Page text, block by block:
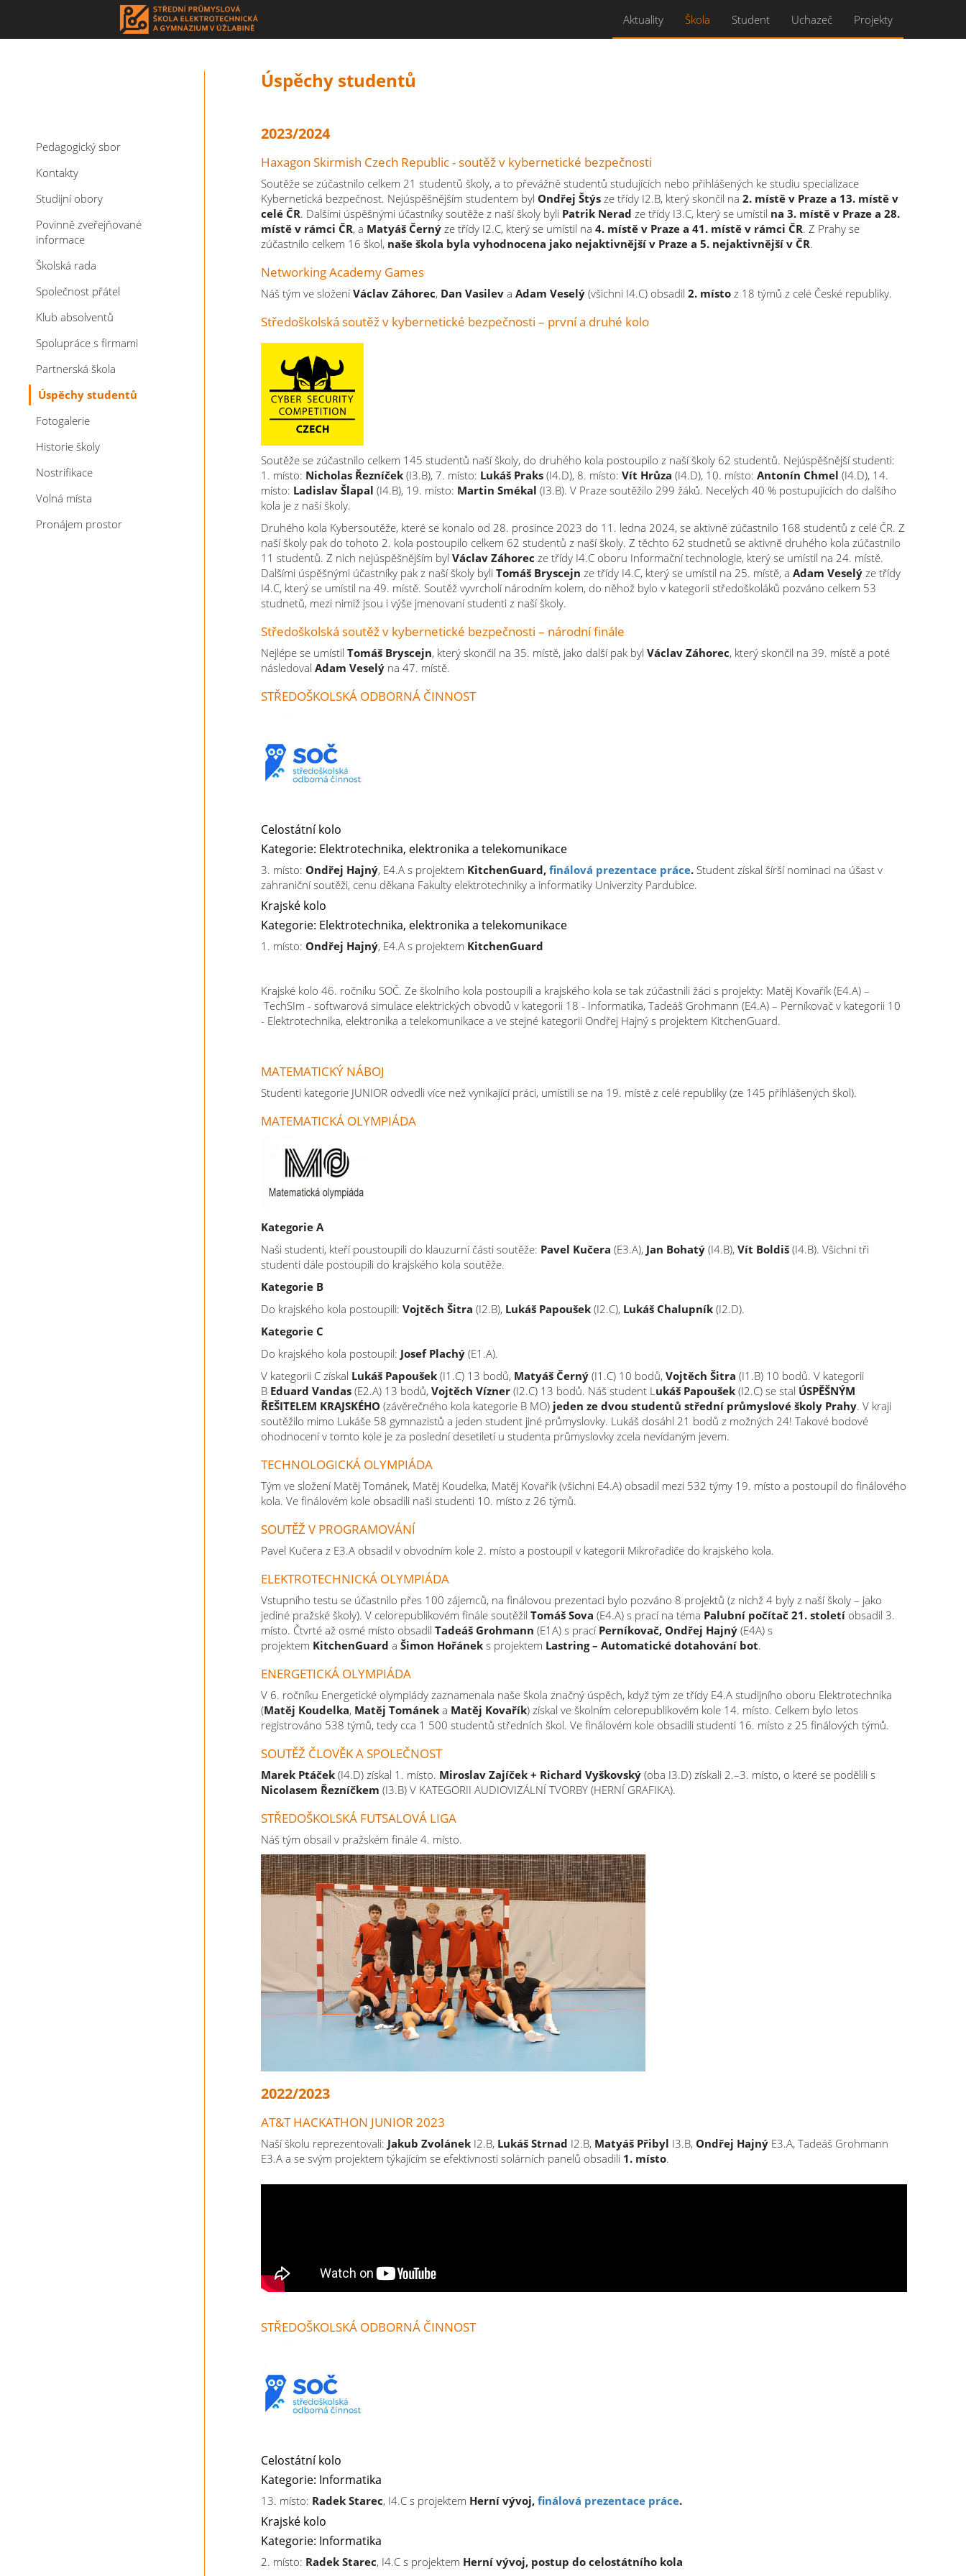
Aktuality Škola Student Uchazeč Projekty
Pedagogický sbor
Kontakty
Studijní obory
Povinně zveřejňované
informace
Školská rada
Společnost přátel
Klub absolventů
Spolupráce s firmami
Partnerská škola
Úspěchy studentů
Fotogalerie
Historie školy
Nostrifikace
Volná místa
Pronájem prostor
Úspěchy studentů
2023/2024
Haxagon Skirmish Czech Republic - soutěž v kybernetické bezpečnosti
Soutěže se zúčastnilo celkem 21 studentů školy, a to převážně studentů studujících nebo přihlášených ke studiu specializace
Kybernetická bezpečnost. Nejúspěšnějším studentem bylOndřej Štýs ze třídy I2.B, který skončil na2. místě v Praze a 13. místě v
celé ČR. Dalšími úspěšnými účastníky soutěže z naší školy byli Patrik Nerad ze třídy I3.C, který se umístil na 3. místě v Praze a 28.
místě v rámci ČR, a Matyáš Černý ze třídy I2.C, který se umístil na4. místě v Praze a 41. místě v rámci ČR. Z Prahy se
zúčastnilo celkem 16 škol, naše škola byla vyhodnocena jako nejaktivnější v Praze a 5. nejaktivnější v ČR.
Networking Academy Games
Náš tým ve složeníVáclav Záhorec, Dan Vasilev aAdam Veselý (všichni I4.C) obsadil2. místo z 18 týmů z celé České republiky.
Středoškolská soutěž v kybernetické bezpečnosti – první a druhé kolo
Soutěže se zúčastnilo celkem 145 studentů naší školy, do druhého kola postoupilo z naší školy 62 studentů. Nejúspěšnější studenti:
1. místo: Nicholas Řezníček (I3.B), 7. místo: Lukáš Praks (I4.D), 8. místo:Vít Hrůza (I4.D), 10. místo:Antonín Chmel (I4.D), 14.
místo: Ladislav Šlapal (I4.B), 19. místo: Martin Smékal (I3.B). V Praze soutěžilo 299 žáků. Necelých 40 % postupujících do dalšího
kola je z naší školy.​
Druhého kola Kybersoutěže, které se konalo od 28. prosince 2023 do 11. ledna 2024, se aktivně zúčastnilo 168 studentů z celé ČR. Z
naší školy pak do tohoto 2. kola postoupilo celkem 62 studentů z naší školy. Z těchto 62 studnetů se aktivně druhého kola zúčastnilo
11 studentů. Z nich nejúspěšnějším bylVáclav Záhorec ze třídy I4.C oboru Informační technologie, který se umístil na 24. místě.
Dalšími úspěšnými účastníky pak z naší školy byliTomáš Bryscejn ze třídy I4.C, který se umístil na 25. místě, aAdam Veselý ze třídy
I4.C, který se umístil na 49. místě. Soutěž vyvrcholí národním kolem, do něhož bylo v kategorii středoškoláků pozváno celkem 53
studnetů, mezi nimiž jsou i výše jmenovaní studenti z naší školy.
Středoškolská soutěž v kybernetické bezpečnosti – národní finále
Nejlépe se umístilTomáš Bryscejn, který skončil na 35. místě, jako další pak bylVáclav Záhorec, který skončil na 39. místě a poté
následovalAdam Veselý na 47. místě.
STŘEDOŠKOLSKÁ ODBORNÁ ČINNOST
Celostátní kolo
Kategorie: Elektrotechnika, elektronika a telekomunikace
3. místo:Ondřej Hajný, E4.A s projektem KitchenGuard,finálová prezentace práce. Student získal šírší nominaci na úšast v
zahraniční soutěži, cenu děkana Fakulty elektrotechniky a informatiky Univerzity Pardubice.
Krajské kolo
Kategorie: Elektrotechnika, elektronika a telekomunikace
1. místo:Ondřej Hajný, E4.A s projektem KitchenGuard
Krajské kolo ​46. ročníku SOČ. Ze školního kola postoupili a krajského kola se tak zúčastnili žáci s projekty: Matěj Kovařík (E4.A) –
TechSIm - softwarová simulace elektrických obvodů v kategorii 18 - Informatika, Tadeáš Grohmann (E4.A) – Perníkovač v kategorii 10
- Elektrotechnika, elektronika a telekomunikace a ve stejné kategorii Ondřej Hajný s projektem KitchenGuard.
MATEMATICKÝ NÁBOJ
Studenti kategorie JUNIOR odvedli více než vynikající práci, umístili se na 19. místě z celé republiky (ze 145 přihlášených škol).
MATEMATICKÁ OLYMPIÁDA
Kategorie A
Naši studenti, kteří poustoupili do klauzurní části soutěže: Pavel Kučera (E3.A), Jan Bohatý (I4.B),Vít Boldiš (I4.B). Všichni tři
studenti dále postoupili do krajského kola soutěže.
Kategorie B
Do krajského kola postoupili:Vojtěch Šitra(I2.B), Lukáš Papoušek(I2.C), Lukáš Chalupník(I2.D).
Kategorie C
Do krajského kola postoupil: Josef Plachý (E1.A).
V kategorii C získal Lukáš Papoušek (I1.C) 13 bodů, Matyáš Černý (I1.C) 10 bodů,Vojtěch Šitra (I1.B) 10 bodů. V kategorii
B Eduard Vandas (E2.A) 13 bodů,Vojtěch Vízner (I2.C) 13 bodů. Náš student Lukáš Papoušek (I2.C) se stal ÚSPĚŠNÝM
ŘEŠITELEM KRAJSKÉHO (závěrečného kola kategorie B MO) jeden ze dvou studentů střední průmyslové školy Prahy. V kraji
soutěžilo mimo Lukáše 58 gymnazistů a jeden student jiné průmyslovky. Lukáš dosáhl 21 bodů z možných 24! Takové bodové
ohodnocení v tomto kole je za poslední desetiletí u studenta průmyslovky zcela nevídaným jevem.
​TECHNOLOGICKÁ OLYMPIÁDA
Tým ve složení Matěj Tománek, Matěj Koudelka, Matěj Kovařík (všichni E4.A) obsadil mezi 532 týmy 19. místo a postoupil do finálového
kola. Ve finálovém kole obsadili naši studenti 10. místo z 26 týmů.
SOUTĚŽ V PROGRAMOVÁNÍ
Pavel Kučera z E3.A obsadil v obvodním kole 2. místo a postoupil v kategorii Mikrořadiče do krajského kola.
ELEKTROTECHNICKÁ OLYMPIÁDA
Vstupního testu se účastnilo přes 100 zájemců, na finálovou prezentaci bylo pozváno 8 projektů (z nichž 4 byly z naší školy – jako
jediné pražské školy). V celorepublikovém finále soutěžilTomáš Sova (E4.A) s prací na téma Palubní počítač 21. století obsadil 3.
místo. Čtvrté až osmé místo obsadilTadeáš Grohmann (E1A) s prací Perníkovač, Ondřej Hajný (E4A) s
projektem KitchenGuardaŠimon Hořáneks projektem Lastring – Automatické dotahování bot.
ENERGETICKÁ OLYMPIÁDA
V 6. ročníku Energetické olympiády zaznamenala naše škola značný úspěch, když tým ze třídy E4.A studijního oboru Elektrotechnika
(Matěj Koudelka, Matěj Tománek a Matěj Kovařík) získal ve školním celorepublikovém kole 14. místo. Celkem bylo letos
registrováno 538 týmů, tedy cca 1 500 studentů středních škol. Ve finálovém kole obsadili studenti 16. místo z 25 finálových týmů.
SOUTĚŽ ČLOVĚK A SPOLEČNOST
Marek Ptáček (I4.D) získal 1. místo. Miroslav Zajíček + Richard Vyškovský (oba I3.D) získali 2.–3. místo, o které se podělili s
Nicolasem Řezníčkem (I3.B) V KATEGORII AUDIOVIZÁLNÍ TVORBY (HERNÍ GRAFIKA).
STŘEDOŠKOLSKÁ FUTSALOVÁ LIGA
Náš tým obsail v pražském finále 4. místo.
2022/2023
AT&T HACKATHON JUNIOR 2023
​Naší školu reprezentovali: Jakub Zvolánek I2.B, Lukáš Strnad I2.B, Matyáš Přibyl I3.B,Ondřej Hajný E3.A, Tadeáš Grohmann
E3.A a se svým projektem týkajícím se efektivnosti solárních panelů obsadili 1. místo.
STŘEDOŠKOLSKÁ ODBORNÁ ČINNOST
Celostátní kolo
Kategorie: Informatika
13. místo: Radek Starec, I4.C s projektem Herní vývoj,finálová prezentace práce.
Krajské kolo
Kategorie: Informatika
2. místo: Radek Starec, I4.C s projektem Herní vývoj, postup do celostátního kola